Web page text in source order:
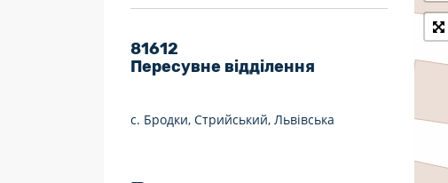
7 днів на тиждень
Працюють після 19:00
Працюють у вихідні
81612
Пересувне відділення
с. Бродки, Стрийський, Львівська